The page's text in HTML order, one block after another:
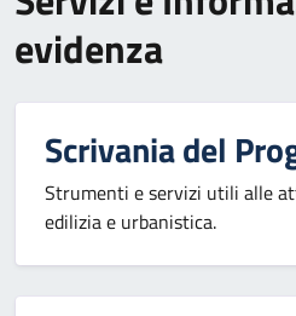
evidenza
Scrivania del
Strumenti e servizi utili alle
edilizia e urbanistica.